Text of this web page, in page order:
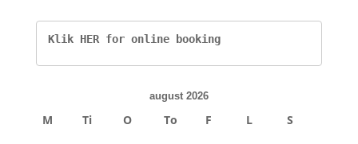
Klik HER for online booking
august 2026
M Ti O To F L S